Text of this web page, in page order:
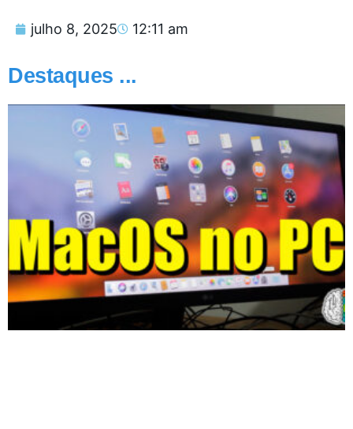
julho 8, 2025 12:11 am
Destaques ...